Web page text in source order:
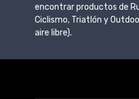
encontrar productos de
Ciclismo, Triatlón y
aire libre).